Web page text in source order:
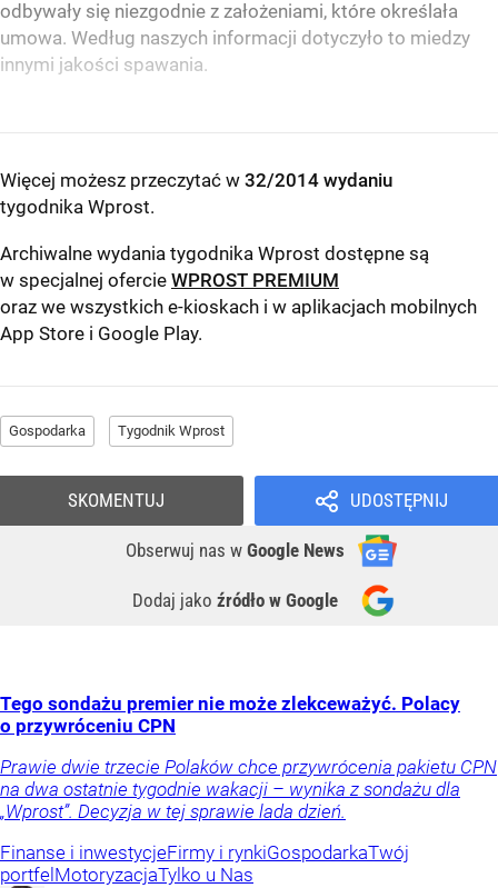
odbywały się niezgodnie z założeniami, które określała
umowa. Według naszych informacji dotyczyło to miedzy
innymi jakości spawania.
Więcej możesz przeczytać w 32/2014 wydaniu
tygodnika Wprost.
Archiwalne wydania tygodnika Wprost dostępne są
w specjalnej ofercie WPROST PREMIUM
oraz we wszystkich e-kioskach i w aplikacjach mobilnych
App Store i Google Play.
Gospodarka Tygodnik Wprost
UDOSTĘPNIJ
Obserwuj nas w Google News
Dodaj jako źródło w Google
SKOMENTUJ
Tego sondażu premier nie może zlekceważyć. Polacy
o przywróceniu CPN
Prawie dwie trzecie Polaków chce przywrócenia pakietu CPN
na dwa ostatnie tygodnie wakacji – wynika z sondażu dla
„Wprost”. Decyzja w tej sprawie lada dzień.
Finanse i inwestycjeFirmy i rynkiGospodarkaTwój
portfel MotoryzacjaTylko u Nas